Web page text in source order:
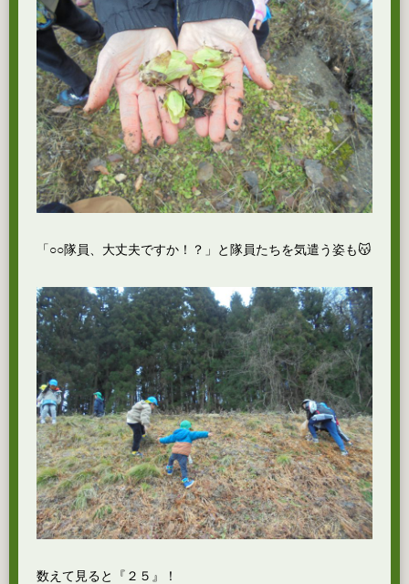
「○○隊員、大丈夫ですか！？」と隊員たちを気遣う姿も😽
数えて見ると『２５』！